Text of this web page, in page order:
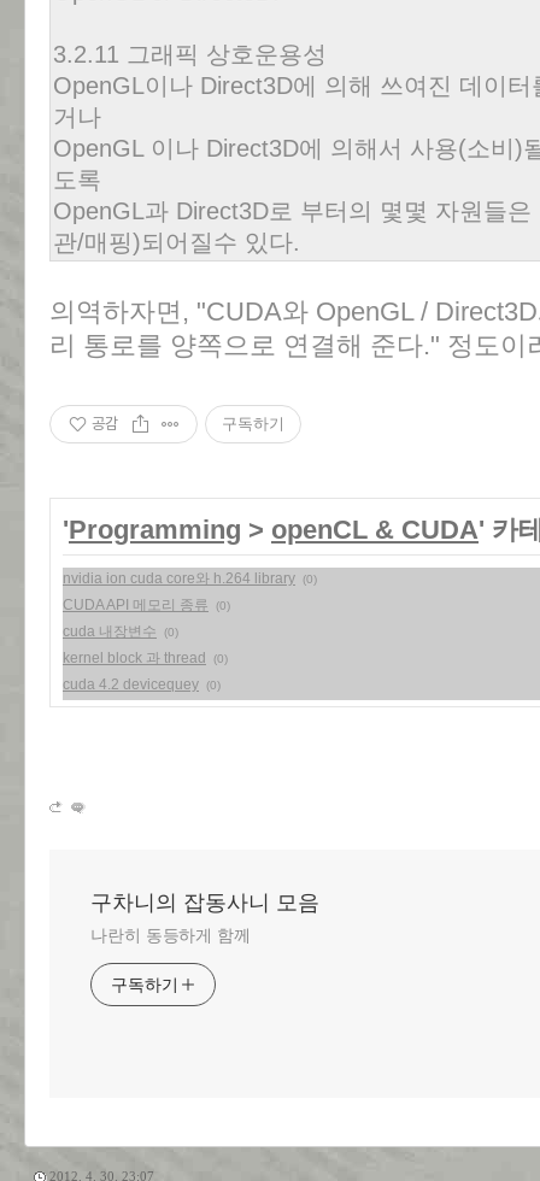
3.2.11 그래픽 상호운용성
OpenGL이나 Direct3D에 의해 쓰여진 데이
거나
OpenGL 이나 Direct3D에 의해서 사용(소비)
도록
OpenGL과 Direct3D로 부터의 몇몇 자원들
관/매핑)되어질수 있다.
의역하자면, "CUDA와 OpenGL /
리 통로를 양쪽으로 연결해 준다." 정도이
공감 구독하기
'Programming > openCL & CUDA' 카
nvidia ion cuda core와 h.264 library (0)
CUDA API 메모리 종류 (0)
cuda 내장변수 (0)
kernel block 과 thread (0)
cuda 4.2 devicequey (0)
구차니의 잡동사니 모음
나란히 동등하게 함께
구독하기
2012. 4. 30. 23:07